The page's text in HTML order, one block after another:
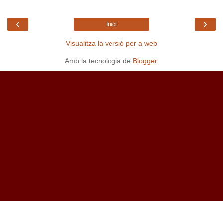
‹ ›
Inici
Visualitza la versió per a web
Amb la tecnologia de Blogger.